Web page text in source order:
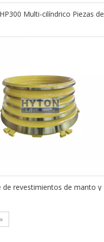
Multi-cilíndrico Piezas de
de revestimientos de manto y
Piezas de repuesto
»